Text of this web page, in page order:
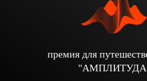
премия для